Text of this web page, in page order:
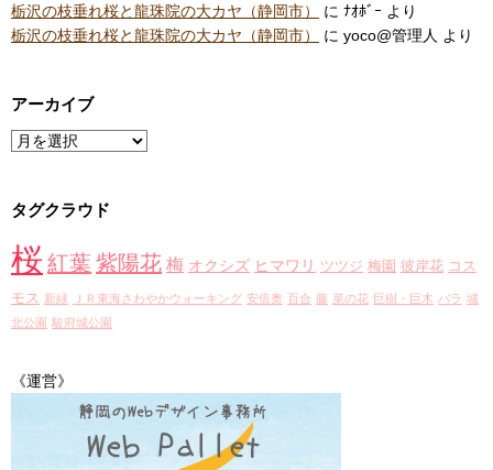
栃沢の枝垂れ桜と龍珠院の大カヤ（静岡市）
に ﾅｵﾎﾞｰ より
栃沢の枝垂れ桜と龍珠院の大カヤ（静岡市）
に yoco@管理人 より
アーカイブ
ア
イ
タグクラウド
桜 紅葉 紫陽花 梅 オクシズ ヒマワリ ツツジ 梅園 彼岸花 コス
モス 新緑 ＪＲ東海さわやかウォーキング 安倍奥 百合 藤 菜の花 巨樹・巨木 バラ 城
北公園 駿府城公園
《運営》